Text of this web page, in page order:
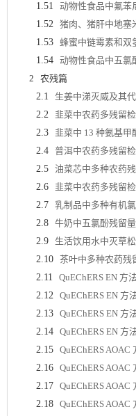
1.51
动物性食品中氟苯尼
1.52 猪肉、猪肝中地塞米松
1.53
蜂蜜中链霉素和双
1.54 动物性食品中五氯
2
农残篇
2.1
生姜中涕灭威及其代
2.2
韭菜中农药多残留
2.3
韭菜中 13 种氨基甲酸酯类
2.4 普洱中农药多残留检
2.5 油菜芯中多种农药残
2.6
韭菜中农药多残留
2.7 乳制品中多种有机氯农
2.8 牛奶中五氯酚残留
2.9
生活饮用水中灭草
2.10 茶叶中多种农药残留
2.11
QuEChERS EN 方
2.12 QuEChERS EN 方
2.13 QuEChERS EN 方
2.14 QuEChERS EN 方
2.15 QuEChERS
2.16 QuEChERS
2.17 QuEChERS
2.18 QuEChERS